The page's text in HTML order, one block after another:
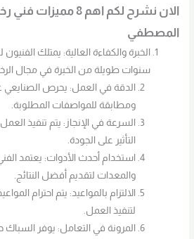
الان نشرح لكم اهم 8
المصطفي
الخبرة والكفاءة العالية: يمتلك
سنوات طويلة من الخبرة في مجال
الدقة في العمل: يحرص الصنايعي
ومطابقة للمواصفات المطلوبة.
السرعة في الإنجاز: يتم تنفيذ
التأثير على الجودة.
استخدام أحدث الأدوات: يعتمد
والمعدات لتقديم أفضل النتائج.
الالتزام بالمواعيد: يتم احترام
لتنفيذ العمل.
المرونة في التعامل: يوفر